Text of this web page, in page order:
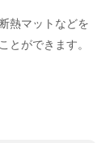
熱マットなどを
とができます。